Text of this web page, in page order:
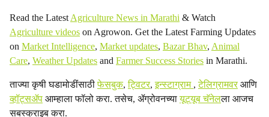
a
r
e
Read the Latest Agriculture News in Marathi & Watch
Agriculture videos on Agrowon. Get the Latest Farming Updates
on Market Intelligence, Market updates, Bazar Bhav, Animal
Care, Weather Updates and Farmer Success Stories in Marathi.
ताज्या कृषी घडामोडींसाठीफेसबुक,ट्विटर,इन्स्टाग्राम ,टेलिग्रामवरआणि
व्हॉट्सॲप आम्हाला फॉलो करा. तसेच, ॲग्रोवनच्यायूट्यूब चॅनेलला आजच
सबस्क्राइब करा.